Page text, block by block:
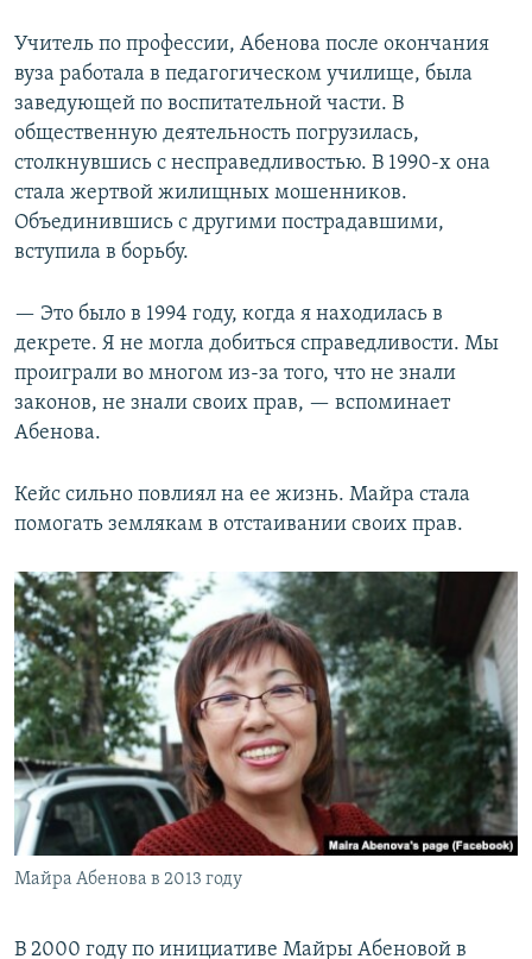
Учитель по профессии, Абенова после окончания
вуза работала в педагогическом училище, была
заведующей по воспитательной части. В
общественную деятельность погрузилась,
столкнувшись с несправедливостью. В 1990-х она
стала жертвой жилищных мошенников.
Объединившись с другими пострадавшими,
вступила в борьбу.
— Это было в 1994 году, когда я находилась в
декрете. Я не могла добиться справедливости. Мы
проиграли во многом из-за того, что не знали
законов, не знали своих прав, — вспоминает
Абенова.
Кейс сильно повлиял на ее жизнь. Майра стала
помогать землякам в отстаивании своих прав.
Майра Абенова в 2013 году
В 2000 году по инициативе Майры Абеновой в